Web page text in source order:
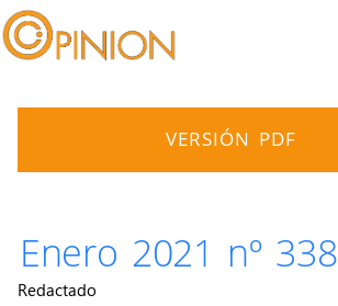
VERSIÓN PDF
Enero 2021 nº 338
Redactado